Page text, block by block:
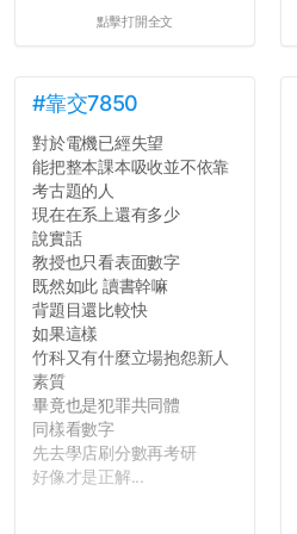
點擊打開全文
#靠交7850
對於電機已經失望
能把整本課本吸收並不依靠
考古題的人
現在在系上還有多少
說實話
教授也只看表面數字
既然如此 讀書幹嘛
背題目還比較快
如果這樣
竹科又有什麼立場抱怨新人
素質
畢竟也是犯罪共同體
同樣看數字
先去學店刷分數再考研
好像才是正解...